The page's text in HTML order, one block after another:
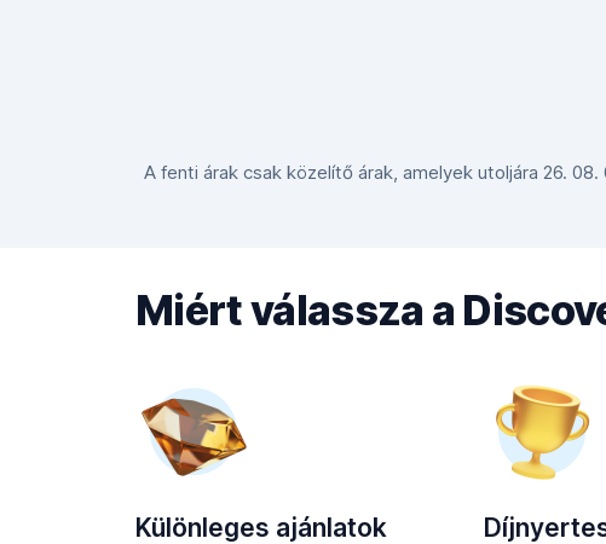
A fenti árak csak közelítő árak, amelyek utoljára 26.
Miért válassza a
Különleges ajánlatok